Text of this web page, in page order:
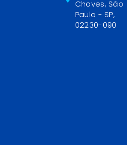
Chaves, São
Paulo - SP,
02230-090